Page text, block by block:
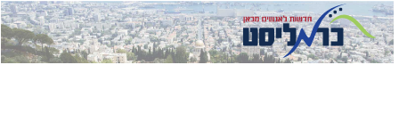
לחץ
כאן
לחץ
כדי